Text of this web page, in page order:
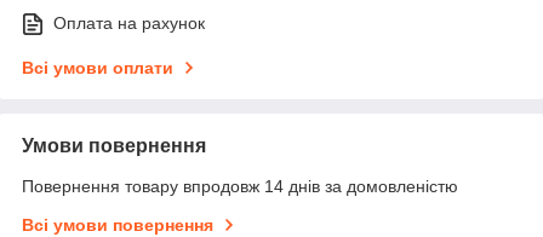
Оплата на рахунок
Всі умови оплати
Умови повернення
Повернення товару впродовж 14 днів за домовленістю
Всі умови повернення